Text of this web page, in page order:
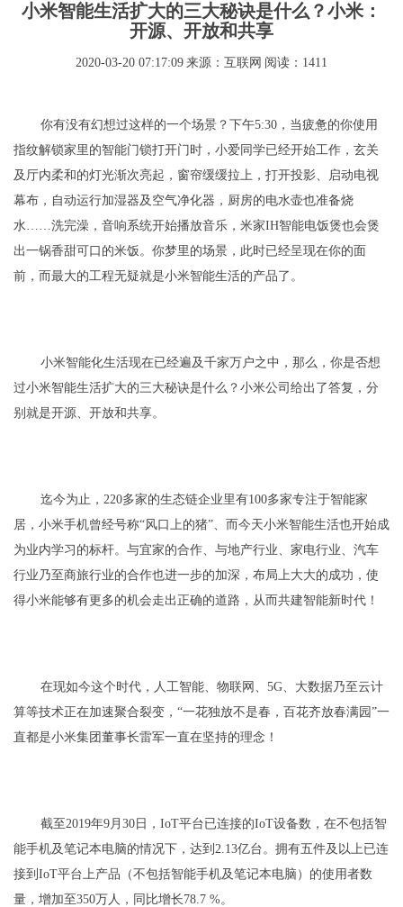
小米智能生活扩大的三大秘诀是什么？小米：
开源、开放和共享
2020-03-20 07:17:09 来源：互联网 阅读：1411
你有没有幻想过这样的一个场景？下午5:30，当疲惫的你使用
指纹解锁家里的智能门锁打开门时，小爱同学已经开始工作，玄关
及厅内柔和的灯光渐次亮起，窗帘缓缓拉上，打开投影、启动电视
幕布，自动运行加湿器及空气净化器，厨房的电水壶也准备烧
水……洗完澡，音响系统开始播放音乐，米家IH智能电饭煲也会煲
出一锅香甜可口的米饭。你梦里的场景，此时已经呈现在你的面
前，而最大的工程无疑就是小米智能生活的产品了。
小米智能化生活现在已经遍及千家万户之中，那么，你是否想
过小米智能生活扩大的三大秘诀是什么？小米公司给出了答复，分
别就是开源、开放和共享。
迄今为止，220多家的生态链企业里有100多家专注于智能家
居，小米手机曾经号称“风口上的猪”、而今天小米智能生活也开始成
为业内学习的标杆。与宜家的合作、与地产行业、家电行业、汽车
行业乃至商旅行业的合作也进一步的加深，布局上大大的成功，使
得小米能够有更多的机会走出正确的道路，从而共建智能新时代！
在现如今这个时代，人工智能、物联网、5G、大数据乃至云计
算等技术正在加速聚合裂变，“一花独放不是春，百花齐放春满园”一
直都是小米集团董事长雷军一直在坚持的理念！
截至2019年9月30日，IoT平台已连接的IoT设备数，在不包括智
能手机及笔记本电脑的情况下，达到2.13亿台。拥有五件及以上已连
接到IoT平台上产品（不包括智能手机及笔记本电脑）的使用者数
量，增加至350万人，同比增长78.7 %。